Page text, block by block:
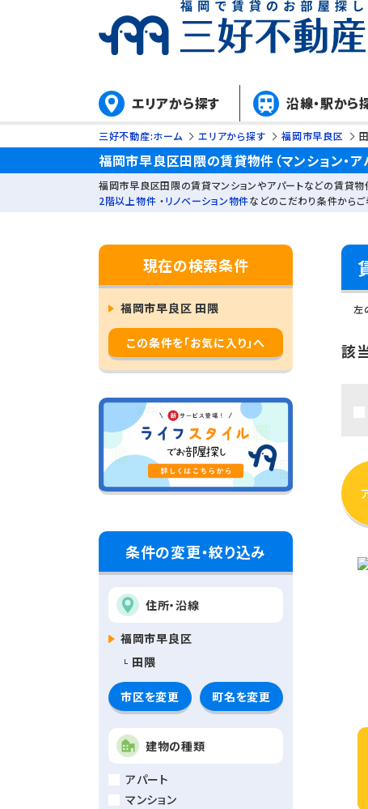
エリアから探す 沿線・駅から
三好不動産:ホーム エリアから探す 福岡市早良区
福岡市早良区田隈の賃貸物件（マンション・ア
福岡市早良区田隈の賃貸マンションやアパートなどの賃貸物
2階以上物件 ・リノベーション物件などのこだわり条件から
現在の検索条件
福岡市早良区 田隈
この条件を「お気に入り」へ
条件の変更・絞り込み
住所・沿線
福岡市早良区
田隈
市区を変更 町名を変更
建物の種類
アパート
マンション
左
該